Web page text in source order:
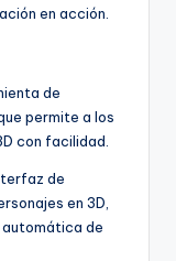
en acción.
de
permite a los
con facilidad.
de
en 3D,
automática de